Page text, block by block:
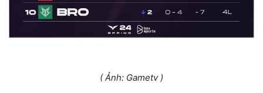
( Ảnh: Gametv )